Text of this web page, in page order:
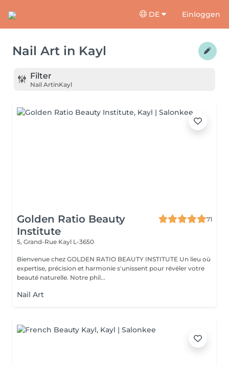
DE Einloggen
Nail Art in Kayl
Filter
Nail ArtinKayl
Golden Ratio Beauty
Institute
71
5, Grand-Rue Kayl L-3650
Bienvenue chez GOLDEN RATIO BEAUTY INSTITUTE Un lieu où
expertise, précision et harmonie s'unissent pour révéler votre
beauté naturelle. Notre phil...
Nail Art